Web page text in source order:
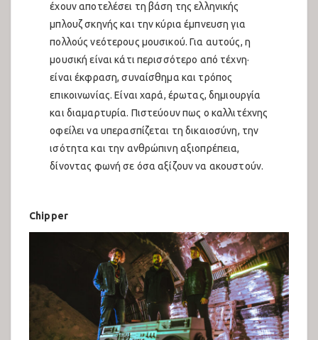
Συζητήσεις 2024
Πολιτιστικό 2024
Εκθέσεις 2024
Παιδότοπος 2024
Συναυλίες Ανατολικής Σκηνής 2024
Συναυλίες Δυτικής Σκηνής 2024
Συναυλίες Ανατολικής Σκηνής 2025
Συζητήσεις 2025
Πολιτιστικό 2025
έχουν αποτελέσει τη βάση της ελληνικής
μπλουζ σκηνής και την κύρια έμπνευση για
πολλούς νεότερους μουσικού. Για αυτούς, η
μουσική είναι κάτι περισσότερο από τέχνη·
είναι έκφραση, συναίσθημα και τρόπος
επικοινωνίας. Είναι χαρά, έρωτας, δημιουργία
και διαμαρτυρία. Πιστεύουν πως ο καλλιτέχνης
οφείλει να υπερασπίζεται τη δικαιοσύνη, την
ισότητα και την ανθρώπινη αξιοπρέπεια,
δίνοντας φωνή σε όσα αξίζουν να ακουστούν.
Chipper